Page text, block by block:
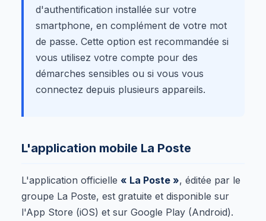
d'authentification installée sur votre
smartphone, en complément de votre mot
de passe. Cette option est recommandée si
vous utilisez votre compte pour des
démarches sensibles ou si vous vous
connectez depuis plusieurs appareils.
L'application mobile La Poste
L'application officielle « La Poste », éditée par le
groupe La Poste, est gratuite et disponible sur
l'App Store (iOS) et sur Google Play (Android).